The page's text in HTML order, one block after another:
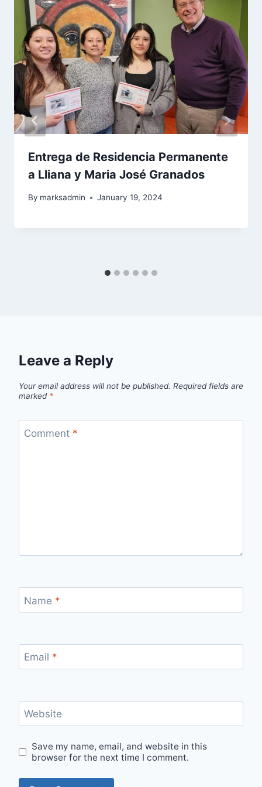
Entrega de Residencia Permanente
a Lliana y Maria José Granados
By marksadmin January 19, 2024
Leave a Reply
Your email address will not be published. Required fields are
marked *
Comment *
Name *
Email *
Website
Save my name, email, and website in this
browser for the next time I comment.